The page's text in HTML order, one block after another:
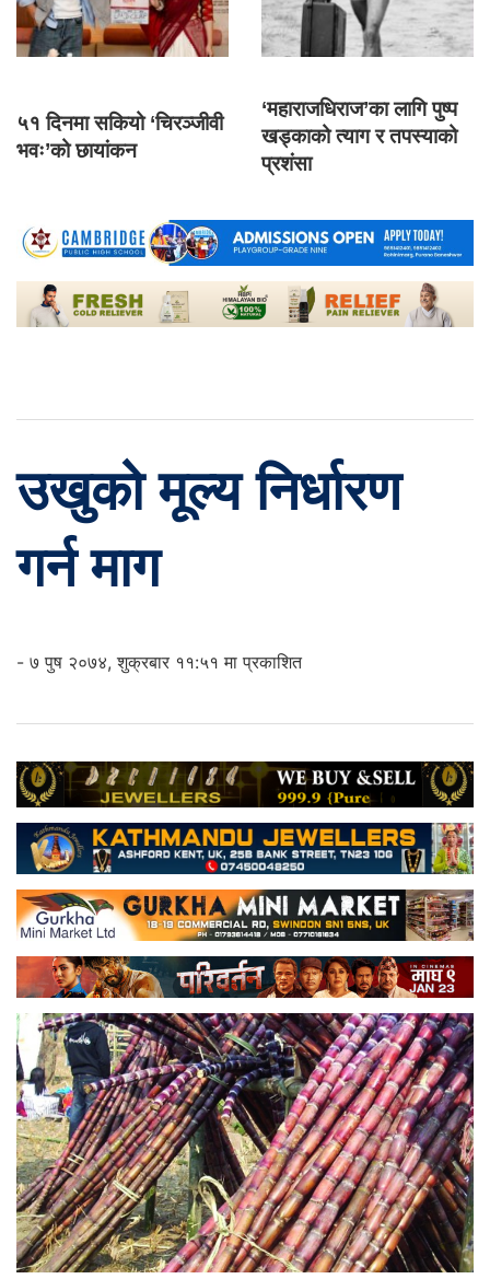
५१ दिनमा सकियो ‘चिरञ्जीवी
भवः’को छायांकन
‘महाराजधिराज’का लागि पुष्प
खड्काको त्याग र तपस्याको
प्रशंसा
उखुको मूल्य निर्धारण
गर्न माग
- ७ पुष २०७४, शुक्रबार ११:५१ मा प्रकाशित